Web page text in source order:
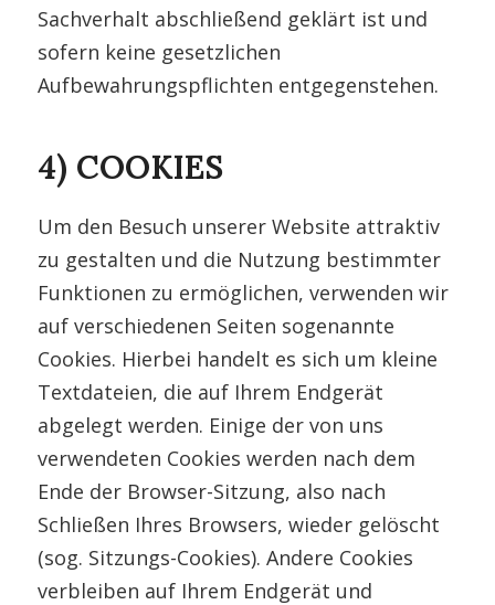
Sachverhalt abschließend geklärt ist und
sofern keine gesetzlichen
Aufbewahrungspflichten entgegenstehen.
4) COOKIES
Um den Besuch unserer Website attraktiv
zu gestalten und die Nutzung bestimmter
Funktionen zu ermöglichen, verwenden wir
auf verschiedenen Seiten sogenannte
Cookies. Hierbei handelt es sich um kleine
Textdateien, die auf Ihrem Endgerät
abgelegt werden. Einige der von uns
verwendeten Cookies werden nach dem
Ende der Browser-Sitzung, also nach
Schließen Ihres Browsers, wieder gelöscht
(sog. Sitzungs-Cookies). Andere Cookies
verbleiben auf Ihrem Endgerät und